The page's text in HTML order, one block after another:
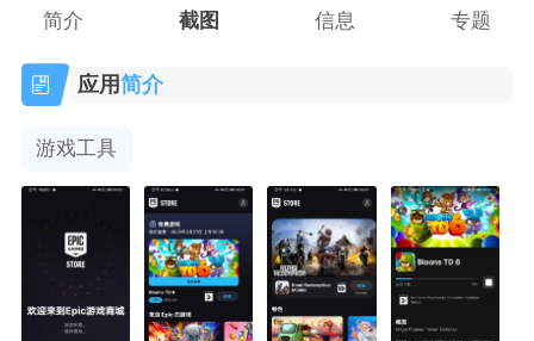
简介 截图 信息 专题
应用简介
游戏工具